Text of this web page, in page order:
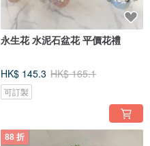
永生花 水泥石盆花 平價花禮
HK$ 145.3 HK$ 165.1
可訂製
88 折